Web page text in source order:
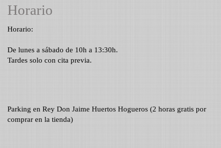
Horario
Horario:
De lunes a sábado de 10h a 13:30h.
Tardes solo con cita previa.
Parking en Rey Don Jaime Huertos Hogueros (2 horas gratis por
comprar en la tienda)